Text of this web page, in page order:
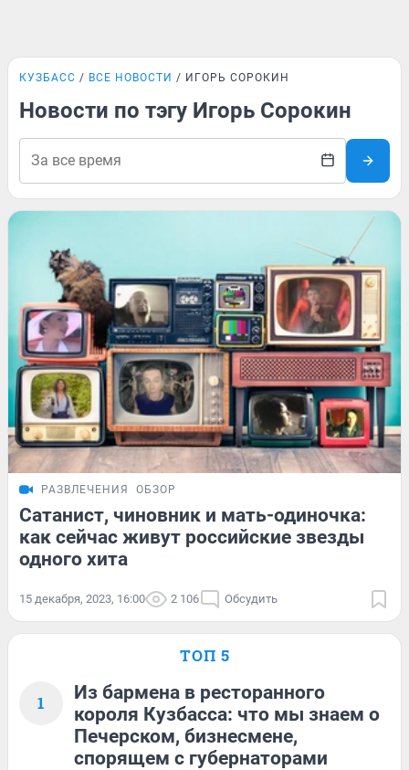
КУЗБАСС ВСЕ НОВОСТИ ИГОРЬ СОРОКИН
Новости по тэгу Игорь Сорокин
РАЗВЛЕЧЕНИЯ ОБЗОР
Сатанист, чиновник и мать-одиночка:
как сейчас живут российские звезды
одного хита
15 декабря, 2023, 16:00 2 106 Обсудить
ТОП 5
1
Из бармена в ресторанного
короля Кузбасса: что мы знаем о
Печерском, бизнесмене,
спорящем с губернаторами